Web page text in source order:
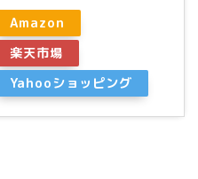
Amazon
楽天市場
Yahooショッピング